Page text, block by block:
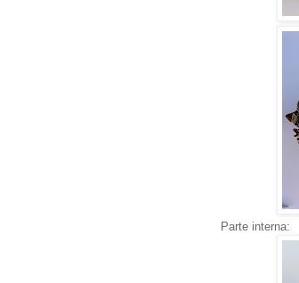
Parte interna: